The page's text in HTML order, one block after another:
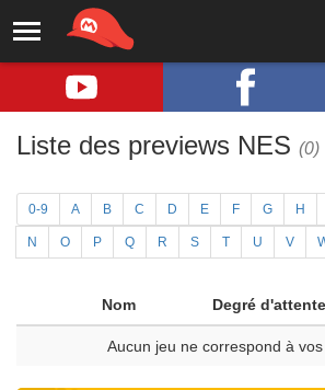
Liste des previews NES (0)
0-9 A B C D E F G H
N O P Q R S T U V
Nom Degré d'attente
Aucun jeu ne correspond à vos